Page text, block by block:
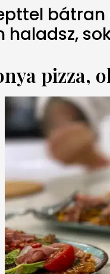
haladsz,
pizza,